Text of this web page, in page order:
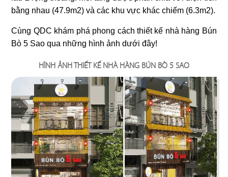
bằng nhau (47.9m2) và các khu vực khác chiếm (6.3m2).
Cùng QDC khám phá phong cách thiết kế nhà hàng Bún
Bò 5 Sao qua những hình ảnh dưới đây!
HÌNH ẢNH THIẾT KẾ NHÀ HÀNG BÚN BÒ 5 SAO
HÀNG
DỰ
ÁN
VĂN
PHÒNG
DỰ
Nhà hàng Hoa Nhà hàng - Cafe
03
PAT KAO THAI - MỸ THO
Nhà hàng Thái
04
SAKURA
Nhà hàng Nhật